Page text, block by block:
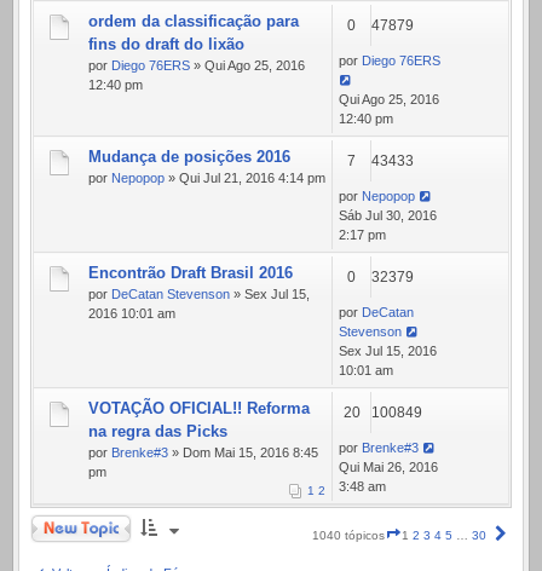
ordem da classificação para
fins do draft do lixão
por Diego 76ERS » Qui Ago 25, 2016
12:40 pm
0 47879
por Diego 76ERS
Qui Ago 25, 2016
12:40 pm
Mudança de posições 2016
por Nepopop » Qui Jul 21, 2016 4:14 pm
7 43433
por Nepopop
Sáb Jul 30, 2016
2:17 pm
Encontrão Draft Brasil 2016
por DeCatan Stevenson » Sex Jul 15,
2016 10:01 am
0 32379
por DeCatan
Stevenson
Sex Jul 15, 2016
10:01 am
VOTAÇÃO OFICIAL!! Reforma
na regra das Picks
por Brenke#3 » Dom Mai 15, 2016 8:45
pm
1 2
20 100849
por Brenke#3
Qui Mai 26, 2016
3:48 am
Novo Tópico
1040 tópicos
Página
1 2 3 4 5 … 30